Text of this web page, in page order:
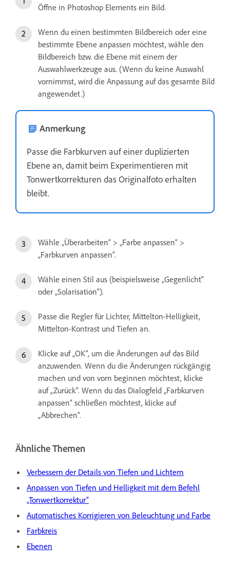
Öffne in Photoshop Elements ein Bild.
Wenn du einen bestimmten Bildbereich oder eine
bestimmte Ebene anpassen möchtest, wähle den
Bildbereich bzw. die Ebene mit einem der
Auswahlwerkzeuge aus. (Wenn du keine Auswahl
vornimmst, wird die Anpassung auf das gesamte Bild
angewendet.)
Anmerkung
Passe die Farbkurven auf einer duplizierten
Ebene an, damit beim Experimentieren mit
Tonwertkorrekturen das Originalfoto erhalten
bleibt.
Wähle „Überarbeiten“ > „Farbe anpassen“ >
„Farbkurven anpassen“.
Wähle einen Stil aus (beispielsweise „Gegenlicht“
oder „Solarisation“).
Passe die Regler für Lichter, Mittelton-Helligkeit,
Mittelton-Kontrast und Tiefen an.
Klicke auf „OK“, um die Änderungen auf das Bild
anzuwenden. Wenn du die Änderungen rückgängig
machen und von vorn beginnen möchtest, klicke
auf „Zurück“. Wenn du das Dialogfeld „Farbkurven
anpassen“ schließen möchtest, klicke auf
„Abbrechen“.
Ähnliche Themen
Verbessern der Details von Tiefen und Lichtern
Anpassen von Tiefen und Helligkeit mit dem Befehl
„Tonwertkorrektur“
Automatisches Korrigieren von Beleuchtung und Farbe
Farbkreis
Ebenen